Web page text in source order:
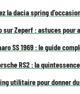
la dacia spring
sur Zeperf : astuces
SS 1969 : le guide
RS2 : la
utilitaire pour donner